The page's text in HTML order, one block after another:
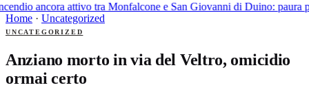
ancora attivo tra Monfalcone e San Giovanni di Duino:
Home · Uncategorized
UNCATEGORIZED
Anziano morto in via del Veltro, omicidio
ormai certo